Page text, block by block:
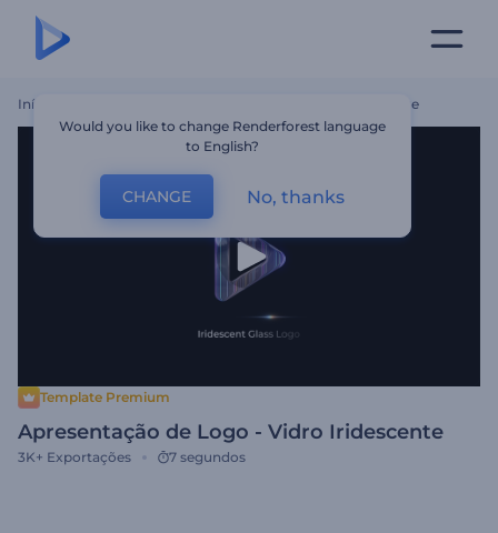
Início Apresentação De Logo - Vidro Iridescente
Template Premium
Apresentação de Logo - Vidro Iridescente
3K+ Exportações 7 segundos
Would you like to change Renderforest language
to English?
CHANGE No, thanks